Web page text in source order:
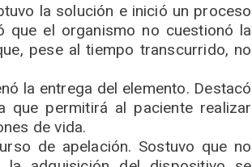
la solución e inició un proceso
que el organismo no cuestionó la
pese al tiempo transcurrido, no
la entrega del elemento. Destacó
que permitirá al paciente realizar
de vida.
de apelación. Sostuvo que no